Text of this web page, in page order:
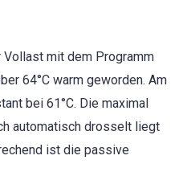
mit dem Programm
64°C warm geworden. Am
bei 61°C. Die maximal
automatisch drosselt liegt
ist die passive